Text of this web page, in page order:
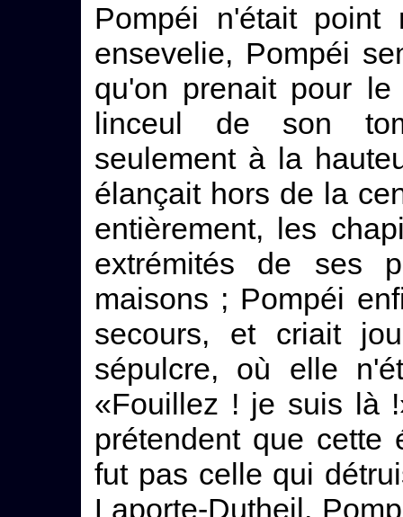
Pompéi n'était point
ensevelie, Pompéi
qu'on prenait pour
linceul de son
seulement à la
élançait hors de la
entièrement, les
extrémités de ses
maisons ; Pompéi
secours, et criait
sépulcre, où elle
«Fouillez ! je suis là
prétendent que cette
fut pas celle qui
Laporte-Dutheil,